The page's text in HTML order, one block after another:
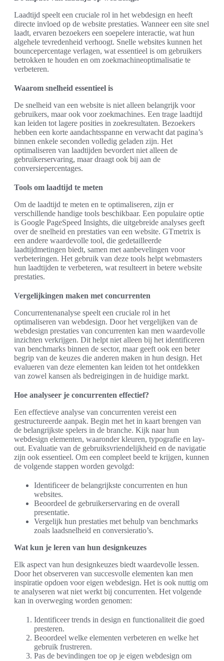
Laadtijd speelt een cruciale rol in het webdesign en heeft
directe invloed op de website prestaties. Wanneer een site snel
laadt, ervaren bezoekers een soepelere interactie, wat hun
algehele tevredenheid verhoogt. Snelle websites kunnen het
bouncepercentage verlagen, wat essentieel is om gebruikers
betrokken te houden en om zoekmachineoptimalisatie te
verbeteren.
Waarom snelheid essentieel is
De snelheid van een website is niet alleen belangrijk voor
gebruikers, maar ook voor zoekmachines. Een trage laadtijd
kan leiden tot lagere posities in zoekresultaten. Bezoekers
hebben een korte aandachtsspanne en verwacht dat pagina’s
binnen enkele seconden volledig geladen zijn. Het
optimaliseren van laadtijden bevordert niet alleen de
gebruikerservaring, maar draagt ook bij aan de
conversiepercentages.
Tools om laadtijd te meten
Om de laadtijd te meten en te optimaliseren, zijn er
verschillende handige tools beschikbaar. Een populaire optie
is Google PageSpeed Insights, die uitgebreide analyses geeft
over de snelheid en prestaties van een website. GTmetrix is
een andere waardevolle tool, die gedetailleerde
laadtijdmetingen biedt, samen met aanbevelingen voor
verbeteringen. Het gebruik van deze tools helpt webmasters
hun laadtijden te verbeteren, wat resulteert in betere website
prestaties.
Vergelijkingen maken met concurrenten
Concurrentenanalyse speelt een cruciale rol in het
optimaliseren van webdesign. Door het vergelijken van de
webdesign prestaties van concurrenten kan men waardevolle
inzichten verkrijgen. Dit helpt niet alleen bij het identificeren
van benchmarks binnen de sector, maar geeft ook een beter
begrip van de keuzes die anderen maken in hun design. Het
evalueren van deze elementen kan leiden tot het ontdekken
van zowel kansen als bedreigingen in de huidige markt.
Hoe analyseer je concurrenten effectief?
Een effectieve analyse van concurrenten vereist een
gestructureerde aanpak. Begin met het in kaart brengen van
de belangrijkste spelers in de branche. Kijk naar hun
webdesign elementen, waaronder kleuren, typografie en lay-
out. Evaluatie van de gebruiksvriendelijkheid en de navigatie
zijn ook essentieel. Om een compleet beeld te krijgen, kunnen
de volgende stappen worden gevolgd:
Identificeer de belangrijkste concurrenten en hun
websites.
Beoordeel de gebruikerservaring en de overall
presentatie.
Vergelijk hun prestaties met behulp van benchmarks
zoals laadsnelheid en conversieratio’s.
Wat kun je leren van hun designkeuzes
Elk aspect van hun designkeuzes biedt waardevolle lessen.
Door het observeren van succesvolle elementen kan men
inspiratie opdoen voor eigen webdesign. Het is ook nuttig om
te analyseren wat niet werkt bij concurrenten. Het volgende
kan in overweging worden genomen:
Identificeer trends in design en functionaliteit die goed
presteren.
Beoordeel welke elementen verbeteren en welke het
gebruik frustreren.
Pas de bevindingen toe op je eigen webdesign om